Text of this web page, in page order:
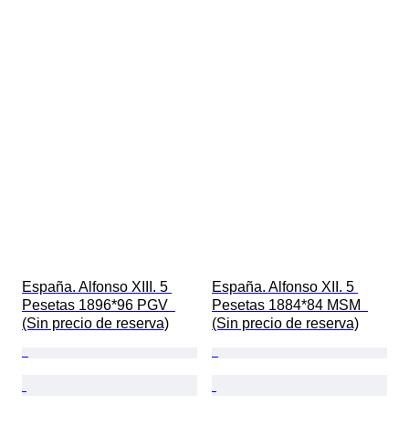
España. Alfonso XIII. 5
Pesetas 1896*96 PGV
(Sin precio de reserva)
España. Alfonso XII. 5
Pesetas 1884*84 MSM
(Sin precio de reserva)